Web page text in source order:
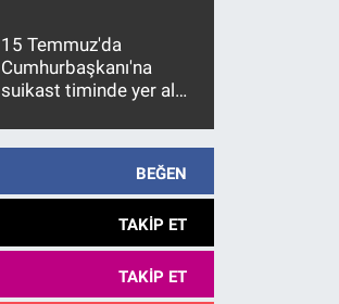
15 Temmuz'da
Cumhurbaşkanı'na
suikast timinde yer alan
10 yıl sonra yakalandı
BEĞEN
TAKIP ET
TAKIP ET